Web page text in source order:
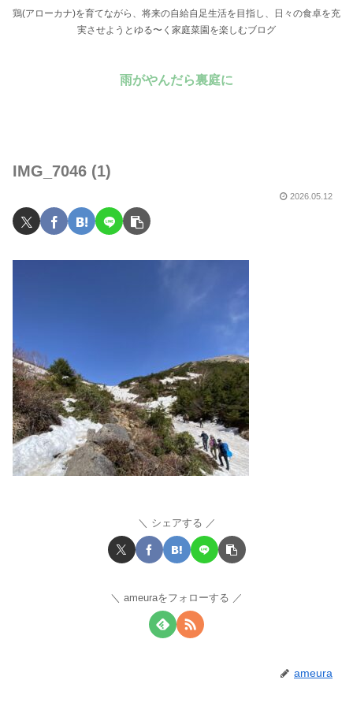
鶏(アローカナ)を育てながら、将来の自給自足生活を目指し、日々の食卓を充
実させようとゆる〜く家庭菜園を楽しむブログ
雨がやんだら裏庭に
IMG_7046 (1)
2026.05.12
シェアする
ameuraをフォローする
ameura